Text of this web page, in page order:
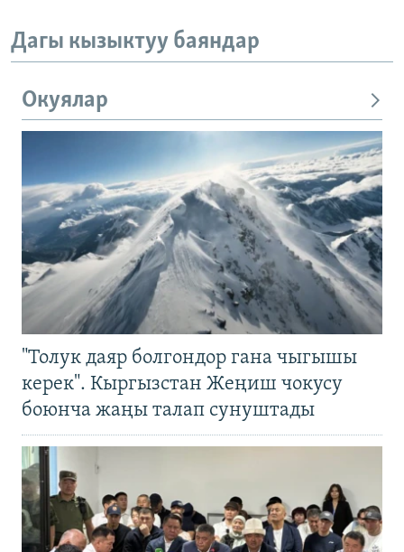
Дагы кызыктуу баяндар
Окуялар
"Толук даяр болгондор гана чыгышы
керек". Кыргызстан Жеңиш чокусу
боюнча жаңы талап сунуштады